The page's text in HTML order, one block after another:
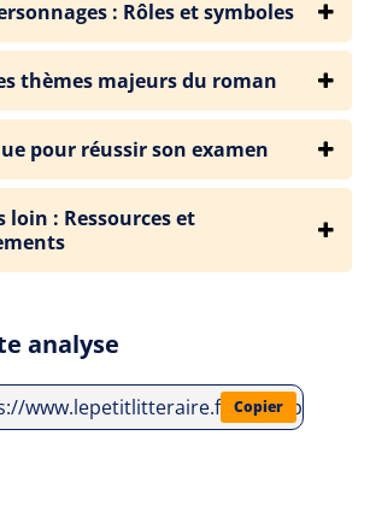
: Rôles et symboles
thèmes majeurs du roman
pour réussir son examen
loin : Ressources et
analyse
www.lepetitlitteraire.fr/index.php/
Copier